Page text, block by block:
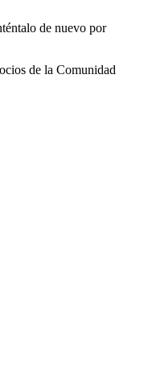
de nuevo por
de la Comunidad